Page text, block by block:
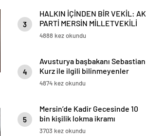
3
HALKIN İÇİNDEN BİR VEKİL: AK
PARTİ MERSİN MİLLETVEKİLİ
HAVVA SİBEL SÖYLEMEZ DAĞ
4888 kez okundu
4
Avusturya başbakanı Sebastian
Kurz ile ilgili bilinmeyenler
4874 kez okundu
5
Mersin’de Kadir Gecesinde 10
bin kişilik lokma ikramı
3703 kez okundu